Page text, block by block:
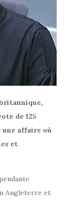
de 125
une affaire où
et
Angleterre et